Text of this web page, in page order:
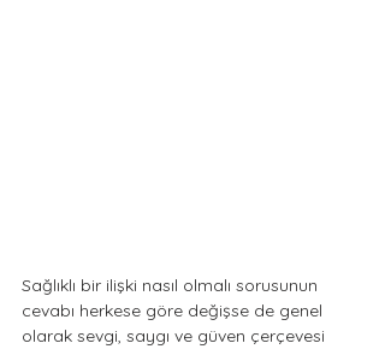
Sağlıklı bir ilişki nasıl olmalı sorusunun
cevabı herkese göre değişse de genel
olarak sevgi, saygı ve güven çerçevesi